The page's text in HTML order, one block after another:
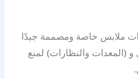
ملابس خاصة ومصممة جيدًا
(المعدات والنظارات) لمنع